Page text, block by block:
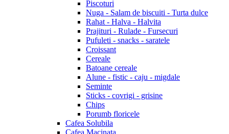
Piscoturi
Nuga - Salam de biscuiti - Turta dulce
Rahat - Halva - Halvita
Prajituri - Rulade - Fursecuri
Pufuleti - snacks - saratele
Croissant
Cereale
Batoane cereale
Alune - fistic - caju - migdale
Seminte
Sticks - covrigi - grisine
Chips
Porumb floricele
Cafea Solubila